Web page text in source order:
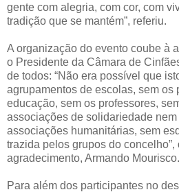
gente com alegria, com cor, com
tradição que se mantém”, referiu.
A organização do evento coube à
o Presidente da Câmara de
de todos: “Não era possível que
agrupamentos de escolas, sem os
educação, sem os professores,
associações de solidariedade
associações humanitárias, sem
trazida pelos grupos do concelho”,
agradecimento, Armando Mourisco.
Para além dos participantes no